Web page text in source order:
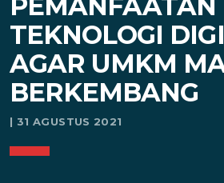
TEKNOLOGI
AGAR UMKM
BERKEMBANG
| 31 AGUSTUS 2021